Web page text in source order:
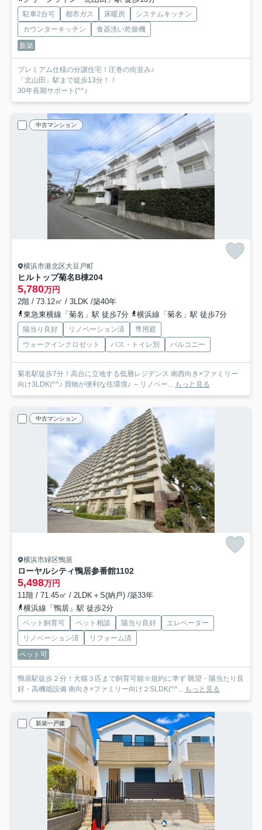
駐車2台可 都市ガス 床暖房
システムキッチン
カウンターキッチン
食器洗い乾燥機
新築
プレミアム仕様の分譲住宅！圧巻の街並み♪
「北山田」駅まで徒歩13分！！
30年長期サポート(^^♪
中古マンション
横浜市港北区大豆戸町
ヒルトップ菊名B棟204
5,780万円
2階 / 73.12㎡ / 3LDK /築40年
東急東横線「菊名」駅 徒歩7分
横浜線「菊名」駅 徒歩7分
陽当り良好 リノベーション済
専用庭
ウォークインクロゼット
バス・トイレ別 バルコニー
菊名駅徒歩7分！高台に立地する低層レジデンス 南西向き×ファミリー
向け3LDK(^^♪ 買物が便利な住環境♪ ～リノベー... もっと見る
中古マンション
横浜市緑区鴨居
ローヤルシティ鴨居参番館1102
5,498万円
11階 / 71.45㎡ / 2LDK＋S(納戸) /築33年
横浜線「鴨居」駅 徒歩2分
ペット飼育可 ペット相談 陽当り良好
エレベーター
リノベーション済
リフォーム済
ペット可
鴨居駅徒歩２分！犬猫３匹まで飼育可能※規約に準ず 眺望・陽当たり良
好・高機能設備 南向き×ファミリー向け２SLDK(^^... もっと見る
新築一戸建